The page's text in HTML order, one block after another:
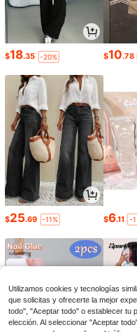
$18.35 -20% $10.78
$25.69 -11% $6.11 -
Utilizamos cookies y tecnologías
que solicitas y ofrecerte la mejor
todo", "Aceptar todo" o establecer tu
elección. Al seleccionar "Aceptar